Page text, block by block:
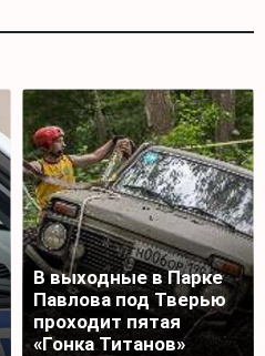
В выходные в Парке
Павлова под Тверью
проходит пятая
«Гонка Титанов»